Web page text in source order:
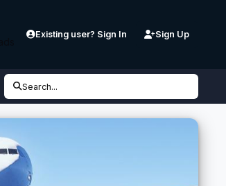
Existing user? Sign In Sign Up
Search...